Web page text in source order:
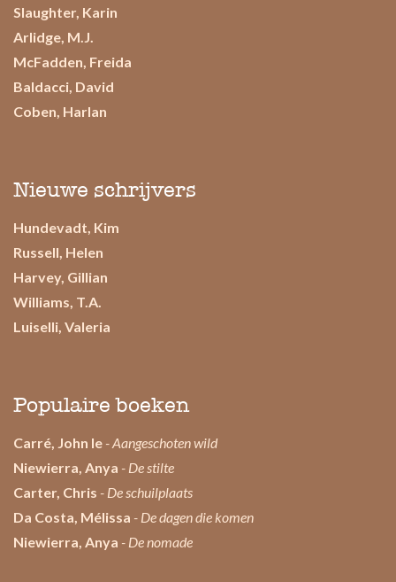
Slaughter, Karin
Arlidge, M.J.
McFadden, Freida
Baldacci, David
Coben, Harlan
Nieuwe schrijvers
Hundevadt, Kim
Russell, Helen
Harvey, Gillian
Williams, T.A.
Luiselli, Valeria
Populaire boeken
Carré, John le - Aangeschoten wild
Niewierra, Anya - De stilte
Carter, Chris - De schuilplaats
Da Costa, Mélissa - De dagen die komen
Niewierra, Anya - De nomade